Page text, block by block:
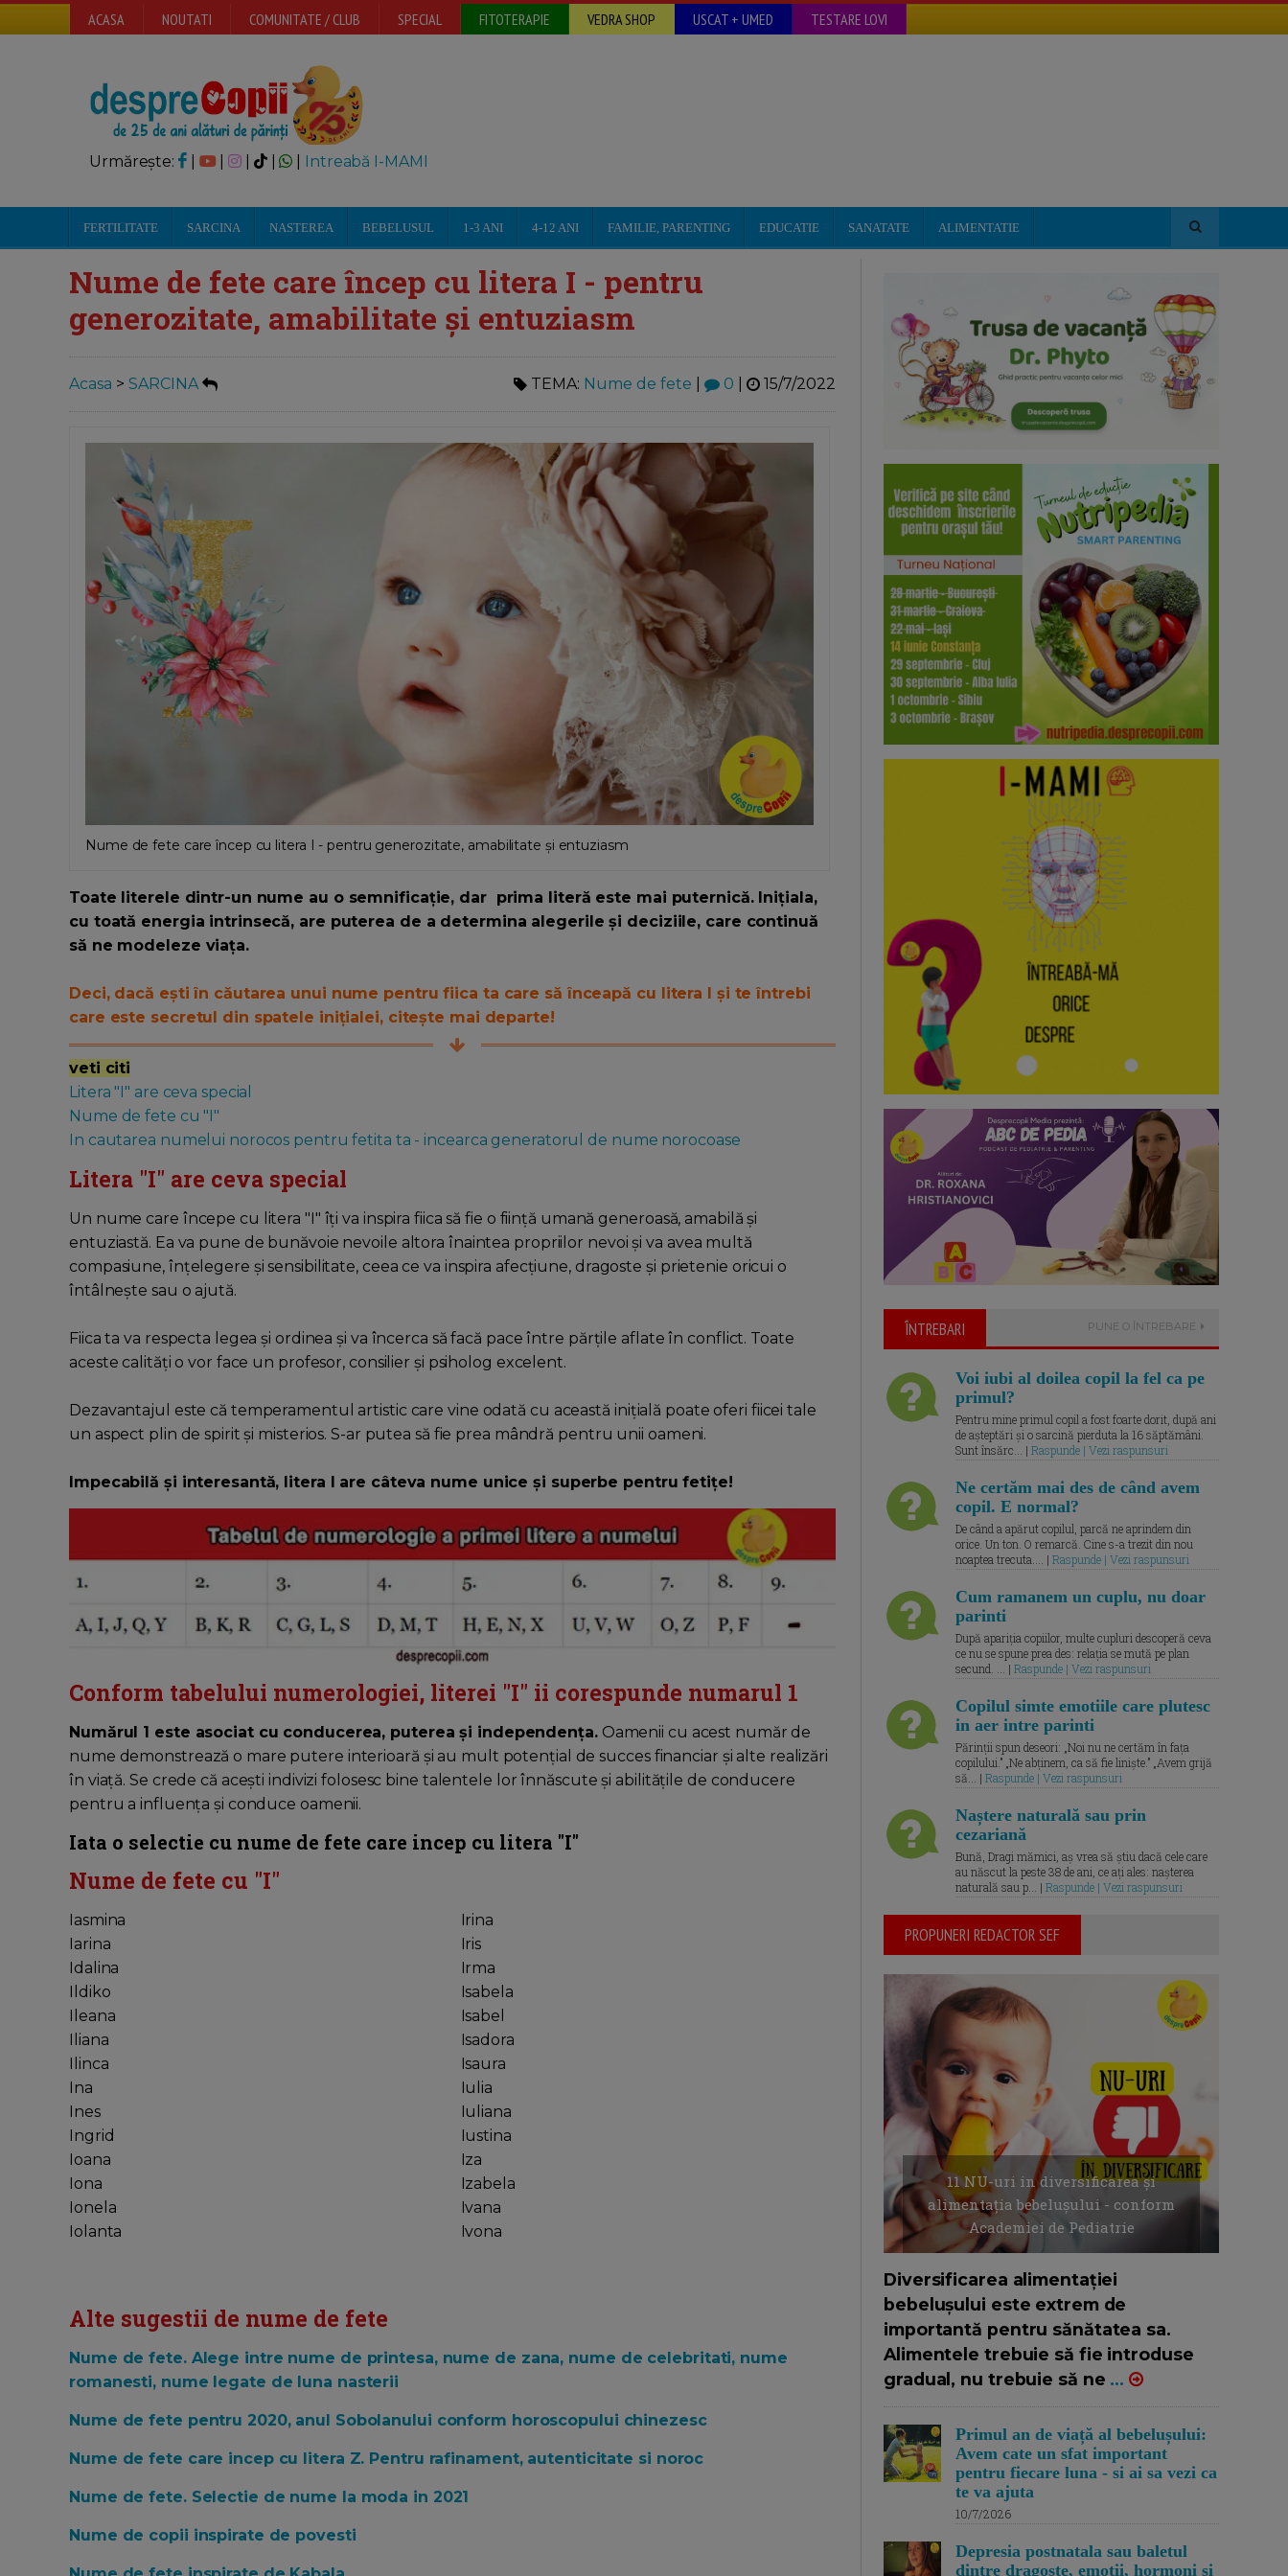
ACASA NOUTATI COMUNITATE / CLUB SPECIAL FITOTERAPIE VEDRA SHOP USCAT + UMED TESTARE LOVI
Urmărește: | | Intreabă I-MAMI
FERTILITATE SARCINA NASTEREA BEBELUSUL 1-3 ANI 4-12 ANI FAMILIE, PARENTING EDUCATIE SANATATE ALIMENTATIE
Nume de fete care încep cu litera I - pentru
generozitate, amabilitate și entuziasm
Acasa > SARCINA TEMA: Nume de fete 0 15/7/2022
Nume de fete care încep cu litera I - pentru generozitate, amabilitate și entuziasm
Toate literele dintr-un nume au o semnificație, dar prima literă este mai puternică. Inițiala,
cu toată energia intrinsecă, are puterea de a determina alegerile și deciziile, care continuă
să ne modeleze viața.
Deci, dacă ești în căutarea unui nume pentru fiica ta care să înceapă cu litera I și te întrebi
care este secretul din spatele inițialei, citește mai departe!
veti citi
Litera "I" are ceva special
Nume de fete cu "I"
In cautarea numelui norocos pentru fetita ta - incearca generatorul de nume norocoase
Litera "I" are ceva special
Un nume care începe cu litera "I" îți va inspira fiica să fie o ființă umană generoasă, amabilă și
entuziastă. Ea va pune de bunăvoie nevoile altora înaintea propriilor nevoi și va avea multă
compasiune, înțelegere și sensibilitate, ceea ce va inspira afecțiune, dragoste și prietenie oricui o
întâlnește sau o ajută.
Fiica ta va respecta legea și ordinea și va încerca să facă pace între părțile aflate în conflict. Toate
aceste calități o vor face un profesor, consilier și psiholog excelent.
Dezavantajul este că temperamentul artistic care vine odată cu această inițială poate oferi fiicei tale
un aspect plin de spirit și misterios. S-ar putea să fie prea mândră pentru unii oameni.
Impecabilă și interesantă, litera I are câteva nume unice și superbe pentru fetițe!
Conform tabelului numerologiei, literei "I" ii corespunde numarul 1
Numărul 1 este asociat cu conducerea, puterea și independența.Oamenii cu acest număr de
nume demonstrează o mare putere interioară și au mult potențial de succes financiar și alte realizări
în viață. Se crede că acești indivizi folosesc bine talentele lor înnăscute și abilitățile de conducere
pentru a influența și conduce oamenii.
Iata o selectie cu nume de fete care incep cu litera "I"
Nume de fete cu "I"
Iasmina
Iarina
Idalina
Ildiko
Ileana
Iliana
Ilinca
Ina
Ines
Ingrid
Ioana
Iona
Ionela
Iolanta
Irina
Iris
Irma
Isabela
Isabel
Isadora
Isaura
Iulia
Iuliana
Iustina
Iza
Izabela
Ivana
Ivona
Alte sugestii de nume de fete
Nume de fete. Alege intre nume de printesa, nume de zana, nume de celebritati, nume
romanesti, nume legate de luna nasterii
Nume de fete pentru 2020, anul Sobolanului conform horoscopului chinezesc
Nume de fete care incep cu litera Z. Pentru rafinament, autenticitate si noroc
Nume de fete. Selectie de nume la moda in 2021
Nume de copii inspirate de povesti
ÎNTREBARI PUNE O ÎNTREBARE
Voi iubi al doilea copil la fel ca pe
primul?
Pentru mine primul copil a fost foarte dorit, după ani
de așteptări și o sarcină pierduta la 16 săptămâni.
Sunt însărc... | Raspunde | Vezi raspunsuri
Ne certăm mai des de când avem
copil. E normal?
De când a apărut copilul, parcă ne aprindem din
orice. Un ton. O remarcă. Cine s-a trezit din nou
noaptea trecuta.... | Raspunde | Vezi raspunsuri
Cum ramanem un cuplu, nu doar
parinti
După apariția copiilor, multe cupluri descoperă ceva
ce nu se spune prea des: relația se mută pe plan
secund. ... | Raspunde | Vezi raspunsuri
Copilul simte emotiile care plutesc
in aer intre parinti
Părinții spun deseori: „Noi nu ne certăm în fața
copilului.” „Ne abținem, ca să fie liniște.” „Avem grijă
să... | Raspunde | Vezi raspunsuri
Naștere naturală sau prin
cezariană
Bună, Dragi mămici, aș vrea să știu dacă cele care
au născut la peste 38 de ani, ce ați ales: nașterea
naturală sau p... | Raspunde | Vezi raspunsuri
PROPUNERI REDACTOR SEF
11 NU-uri in diversificarea și
alimentația bebelușului - conform
Academiei de Pediatrie
Diversificarea alimentației
bebelușului este extrem de
importantă pentru sănătatea sa.
Alimentele trebuie să fie introduse
gradual, nu trebuie să ne ...
Primul an de viață al bebelușului:
Avem cate un sfat important
pentru fiecare luna - si ai sa vezi ca
te va ajuta
10/7/2026
Depresia postnatala sau baletul
dintre dragoste, emotii, hormoni si